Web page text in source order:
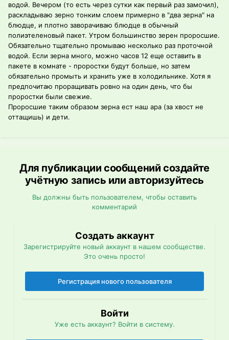
водой. Вечером (то есть через сутки как первый раз замочил),
раскладываю зерно тонким слоем примерно в "два зерна" на
блюдце, и плотно заворачиваю блюдце в обычный
полиэтеленовый пакет. Утром большинство зерен проросшие.
Обязательно тщательно промываю несколько раз проточной
водой. Если зерна много, можно часов 12 еще оставить в
пакете в комнате - проростки будут больше, но затем
обязательно промыть и хранить уже в холодильнике. Хотя я
предпочитаю проращивать ровно на один день, что бы
проростки были свежие.
Проросшие таким образом зерна ест наш ара (за хвост не
оттащишь) и дети.
Для публикации сообщений создайте
учётную запись или авторизуйтесь
Вы должны быть пользователем, чтобы оставить
комментарий
Создать аккаунт
Зарегистрируйте новый аккаунт в нашем сообществе.
Это очень просто!
Регистрация нового пользователя
Войти
Уже есть аккаунт? Войти в систему.